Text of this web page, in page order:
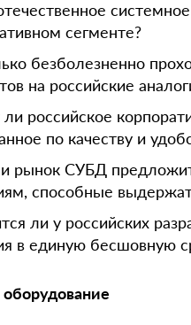
сегменте?
безболезненно
на российские
российское
по качеству и
рынок СУБД
способные
ли у российских
в единую бесшовную